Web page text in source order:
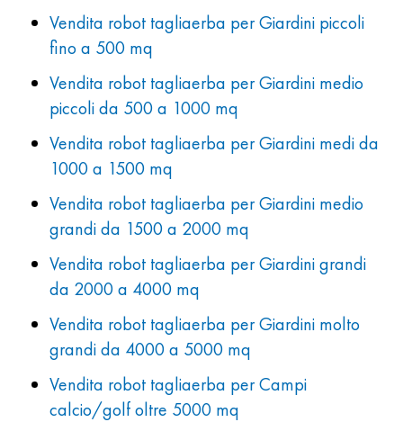
Vendita robot tagliaerba per Giardini piccoli
fino a 500 mq
Vendita robot tagliaerba per Giardini medio
piccoli da 500 a 1000 mq
Vendita robot tagliaerba per Giardini medi da
1000 a 1500 mq
Vendita robot tagliaerba per Giardini medio
grandi da 1500 a 2000 mq
Vendita robot tagliaerba per Giardini grandi
da 2000 a 4000 mq
Vendita robot tagliaerba per Giardini molto
grandi da 4000 a 5000 mq
Vendita robot tagliaerba per Campi
calcio/golf oltre 5000 mq